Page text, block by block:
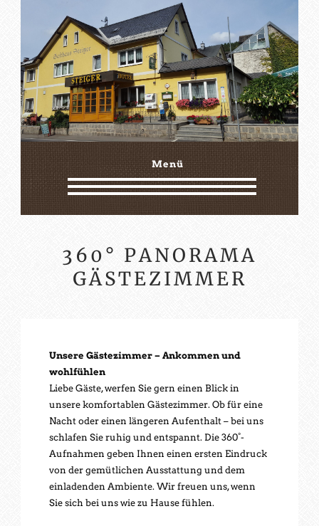
Menü
360° PANORAMA
GÄSTEZIMMER
Unsere Gästezimmer – Ankommen und
wohlfühlen
Liebe Gäste, werfen Sie gern einen Blick in
unsere komfortablen Gästezimmer. Ob für eine
Nacht oder einen längeren Aufenthalt – bei uns
schlafen Sie ruhig und entspannt. Die 360°-
Aufnahmen geben Ihnen einen ersten Eindruck
von der gemütlichen Ausstattung und dem
einladenden Ambiente. Wir freuen uns, wenn
Sie sich bei uns wie zu Hause fühlen.